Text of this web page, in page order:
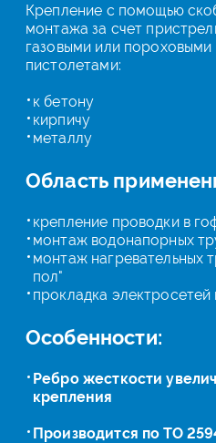
Крепление с помощью
монтажа за счет
газовыми или
пистолетами:
к бетону
кирпичу
металлу
Область
крепление проводки в
монтаж водонапорных
монтаж нагревательных
пол"
прокладка
Особенности:
Ребро жесткости
крепления
Производится по ТО